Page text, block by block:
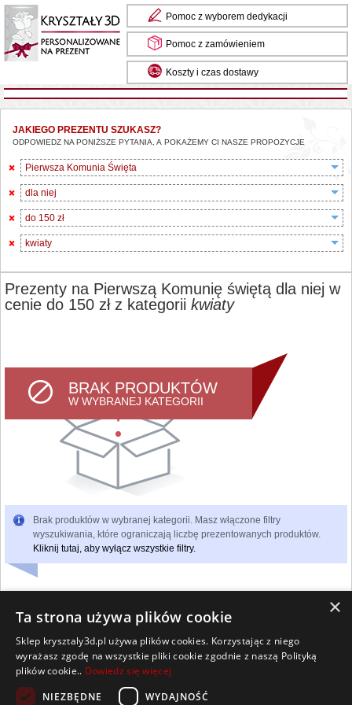
Pomoc z wyborem dedykacji
Pomoc z zamówieniem
Koszty i czas dostawy
JAKIEGO PREZENTU SZUKASZ?
ODPOWIEDZ NA PONIŻSZE PYTANIA, A POKAŻEMY CI NASZE PROPOZYCJE
Pierwsza Komunia Święta
dla niej
do 150 zł
kwiaty
Prezenty na Pierwszą Komunię świętą dla niej w
cenie do 150 zł z kategorii kwiaty
BRAK PRODUKTÓW
W WYBRANEJ KATEGORII
Brak produktów w wybranej kategorii. Masz włączone filtry
wyszukiwania, które ograniczają liczbę prezentowanych produktów.
Kliknij tutaj, aby wyłącz wszystkie filtry.
Wszelkie prawa zastrzeżone
Kontakt Współpraca Regulamin
Pomoc Strona główna
×
Ta strona używa plików cookie
Sklep krysztaly3d.pl używa plików cookies. Korzystając z niego
wyrażasz zgodę na wszystkie pliki cookie zgodnie z naszą Polityką
plików cookie.. Dowiedz się więcej
NIEZBĘDNE
WYDAJNOŚĆ